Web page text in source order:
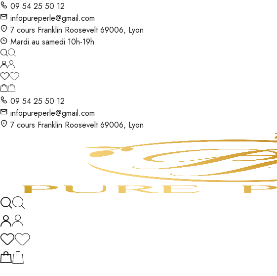
09 54 25 50 12
infopureperle@gmail.com
7 cours Franklin Roosevelt 69006, Lyon
Mardi au samedi 10h-19h
09 54 25 50 12
infopureperle@gmail.com
7 cours Franklin Roosevelt 69006, Lyon